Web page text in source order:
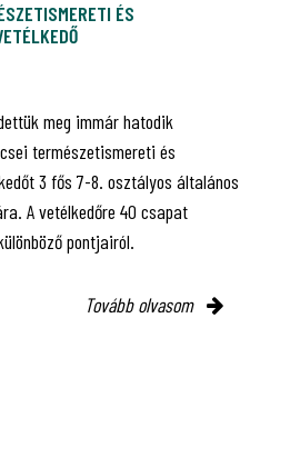
ÉS
meg immár hatodik
természetismereti és
3 fős 7-8. osztályos általános
A vetélkedőre 40 csapat
pontjairól.
Tovább olvasom